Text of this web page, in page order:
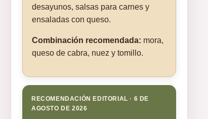
desayunos, salsas para carnes y
ensaladas con queso.
Combinación recomendada: mora,
queso de cabra, nuez y tomillo.
RECOMENDACIÓN EDITORIAL · 6 DE
AGOSTO DE 2026